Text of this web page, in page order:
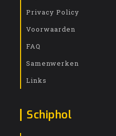
Privacy Policy
Voorwaarden
FAQ
Samenwerken
Links
Schiphol